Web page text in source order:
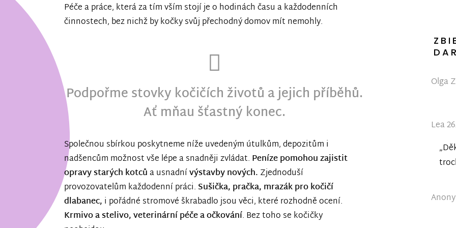
Péče a práce, která za tím vším stojí je o hodinách času a každodenních
činnostech, bez nichž by kočky svůj přechodný domov mít nemohly.
Podpořme stovky kočičích životů a jejich příběhů.
Ať mňau šťastný konec.
Společnou sbírkou poskytneme níže uvedeným útulkům, depozitům i
nadšencům možnost vše lépe a snadněji zvládat. Peníze pomohou zajistit
opravy starých kotcůa usnadnívýstavby nových. Zjednoduší
provozovatelům každodenní práci. Sušička, pračka, mrazák pro kočičí
dlabanec, i pořádné stromové škrabadlo jsou věci, které rozhodně ocení.
Krmivo a stelivo, veterinární péče a očkování. Bez toho se kočičky
Olga
Lea